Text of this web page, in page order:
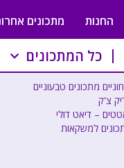
החנות מתכונים
כל המתכונים
מתכונים טבעוניים
צ'ק
– דיאט דולי
למשקאות